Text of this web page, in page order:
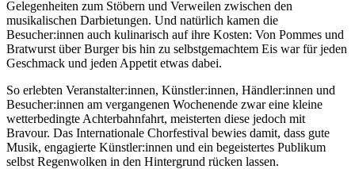
Gelegenheiten zum Stöbern und Verweilen zwischen den
musikalischen Darbietungen. Und natürlich kamen die
Besucher:innen auch kulinarisch auf ihre Kosten: Von Pommes und
Bratwurst über Burger bis hin zu selbstgemachtem Eis war für jeden
Geschmack und jeden Appetit etwas dabei.
So erlebten Veranstalter:innen, Künstler:innen, Händler:innen und
Besucher:innen am vergangenen Wochenende zwar eine kleine
wetterbedingte Achterbahnfahrt, meisterten diese jedoch mit
Bravour. Das Internationale Chorfestival bewies damit, dass gute
Musik, engagierte Künstler:innen und ein begeistertes Publikum
selbst Regenwolken in den Hintergrund rücken lassen.